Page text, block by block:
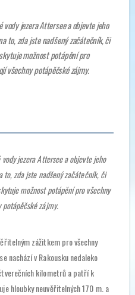
jezera Attersee a objevte jeho
to, zda jste nadšený začátečník, či
možnost potápění pro
všechny potápěčské zájmy.
jezera Attersee a objevte jeho
to, zda jste nadšený začátečník, či
možnost potápění pro všechny
potápěčské zájmy.
zážitkem pro všechny
nachází v Rakousku nedaleko
kilometrů a patří k
hloubky neuvěřitelných 170 m. a